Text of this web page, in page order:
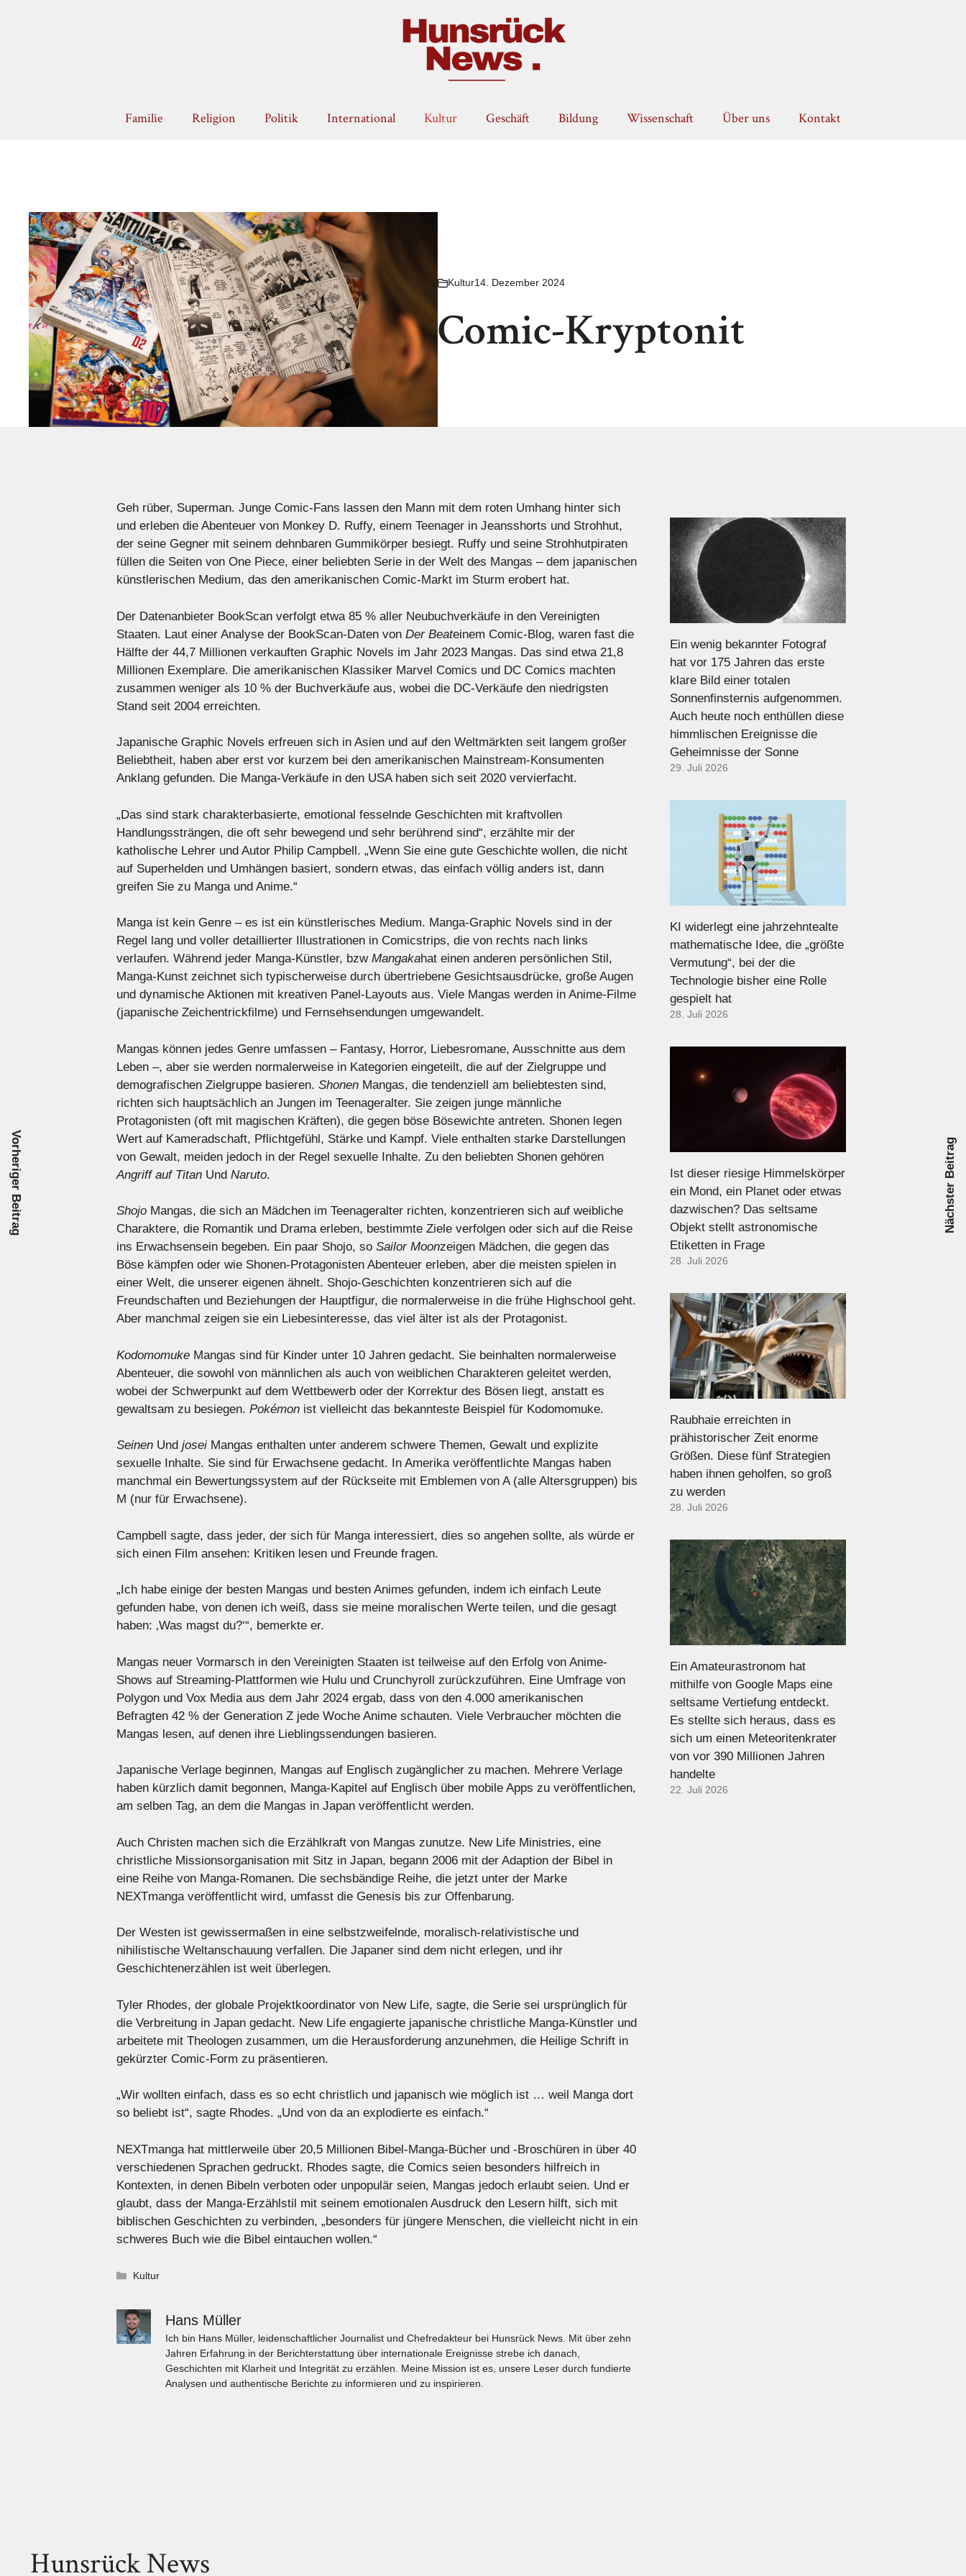
Familie Religion Politik International Kultur Geschäft Bildung Wissenschaft Über uns Kontakt
Kultur14. Dezember 2024
Comic-Kryptonit
Geh rüber, Superman. Junge Comic-Fans lassen den Mann mit dem roten Umhang hinter sich
und erleben die Abenteuer von Monkey D. Ruffy, einem Teenager in Jeansshorts und Strohhut,
der seine Gegner mit seinem dehnbaren Gummikörper besiegt. Ruffy und seine Strohhutpiraten
füllen die Seiten von One Piece, einer beliebten Serie in der Welt des Mangas – dem japanischen
künstlerischen Medium, das den amerikanischen Comic-Markt im Sturm erobert hat.
Der Datenanbieter BookScan verfolgt etwa 85 % aller Neubuchverkäufe in den Vereinigten
Staaten. Laut einer Analyse der BookScan-Daten von Der Beateinem Comic-Blog, waren fast die
Hälfte der 44,7 Millionen verkauften Graphic Novels im Jahr 2023 Mangas. Das sind etwa 21,8
Millionen Exemplare. Die amerikanischen Klassiker Marvel Comics und DC Comics machten
zusammen weniger als 10 % der Buchverkäufe aus, wobei die DC-Verkäufe den niedrigsten
Stand seit 2004 erreichten.
Japanische Graphic Novels erfreuen sich in Asien und auf den Weltmärkten seit langem großer
Beliebtheit, haben aber erst vor kurzem bei den amerikanischen Mainstream-Konsumenten
Anklang gefunden. Die Manga-Verkäufe in den USA haben sich seit 2020 vervierfacht.
„Das sind stark charakterbasierte, emotional fesselnde Geschichten mit kraftvollen
Handlungssträngen, die oft sehr bewegend und sehr berührend sind“, erzählte mir der
katholische Lehrer und Autor Philip Campbell. „Wenn Sie eine gute Geschichte wollen, die nicht
auf Superhelden und Umhängen basiert, sondern etwas, das einfach völlig anders ist, dann
greifen Sie zu Manga und Anime.“
Manga ist kein Genre – es ist ein künstlerisches Medium. Manga-Graphic Novels sind in der
Regel lang und voller detaillierter Illustrationen in Comicstrips, die von rechts nach links
verlaufen. Während jeder Manga-Künstler, bzw Mangakahat einen anderen persönlichen Stil,
Manga-Kunst zeichnet sich typischerweise durch übertriebene Gesichtsausdrücke, große Augen
und dynamische Aktionen mit kreativen Panel-Layouts aus. Viele Mangas werden in Anime-Filme
(japanische Zeichentrickfilme) und Fernsehsendungen umgewandelt.
Mangas können jedes Genre umfassen – Fantasy, Horror, Liebesromane, Ausschnitte aus dem
Leben –, aber sie werden normalerweise in Kategorien eingeteilt, die auf der Zielgruppe und
demografischen Zielgruppe basieren. Shonen Mangas, die tendenziell am beliebtesten sind,
richten sich hauptsächlich an Jungen im Teenageralter. Sie zeigen junge männliche
Protagonisten (oft mit magischen Kräften), die gegen böse Bösewichte antreten. Shonen legen
Wert auf Kameradschaft, Pflichtgefühl, Stärke und Kampf. Viele enthalten starke Darstellungen
von Gewalt, meiden jedoch in der Regel sexuelle Inhalte. Zu den beliebten Shonen gehören
Angriff auf Titan Und Naruto.
Shojo Mangas, die sich an Mädchen im Teenageralter richten, konzentrieren sich auf weibliche
Charaktere, die Romantik und Drama erleben, bestimmte Ziele verfolgen oder sich auf die Reise
ins Erwachsensein begeben. Ein paar Shojo, so Sailor Moonzeigen Mädchen, die gegen das
Böse kämpfen oder wie Shonen-Protagonisten Abenteuer erleben, aber die meisten spielen in
einer Welt, die unserer eigenen ähnelt. Shojo-Geschichten konzentrieren sich auf die
Freundschaften und Beziehungen der Hauptfigur, die normalerweise in die frühe Highschool geht.
Aber manchmal zeigen sie ein Liebesinteresse, das viel älter ist als der Protagonist.
Kodomomuke Mangas sind für Kinder unter 10 Jahren gedacht. Sie beinhalten normalerweise
Abenteuer, die sowohl von männlichen als auch von weiblichen Charakteren geleitet werden,
wobei der Schwerpunkt auf dem Wettbewerb oder der Korrektur des Bösen liegt, anstatt es
gewaltsam zu besiegen. Pokémon ist vielleicht das bekannteste Beispiel für Kodomomuke.
Seinen Und josei Mangas enthalten unter anderem schwere Themen, Gewalt und explizite
sexuelle Inhalte. Sie sind für Erwachsene gedacht. In Amerika veröffentlichte Mangas haben
manchmal ein Bewertungssystem auf der Rückseite mit Emblemen von A (alle Altersgruppen) bis
M (nur für Erwachsene).
Campbell sagte, dass jeder, der sich für Manga interessiert, dies so angehen sollte, als würde er
sich einen Film ansehen: Kritiken lesen und Freunde fragen.
„Ich habe einige der besten Mangas und besten Animes gefunden, indem ich einfach Leute
gefunden habe, von denen ich weiß, dass sie meine moralischen Werte teilen, und die gesagt
haben: ‚Was magst du?‘“, bemerkte er.
Mangas neuer Vormarsch in den Vereinigten Staaten ist teilweise auf den Erfolg von Anime-
Shows auf Streaming-Plattformen wie Hulu und Crunchyroll zurückzuführen. Eine Umfrage von
Polygon und Vox Media aus dem Jahr 2024 ergab, dass von den 4.000 amerikanischen
Befragten 42 % der Generation Z jede Woche Anime schauten. Viele Verbraucher möchten die
Mangas lesen, auf denen ihre Lieblingssendungen basieren.
Japanische Verlage beginnen, Mangas auf Englisch zugänglicher zu machen. Mehrere Verlage
haben kürzlich damit begonnen, Manga-Kapitel auf Englisch über mobile Apps zu veröffentlichen,
am selben Tag, an dem die Mangas in Japan veröffentlicht werden.
Auch Christen machen sich die Erzählkraft von Mangas zunutze. New Life Ministries, eine
christliche Missionsorganisation mit Sitz in Japan, begann 2006 mit der Adaption der Bibel in
eine Reihe von Manga-Romanen. Die sechsbändige Reihe, die jetzt unter der Marke
NEXTmanga veröffentlicht wird, umfasst die Genesis bis zur Offenbarung.
Der Westen ist gewissermaßen in eine selbstzweifelnde, moralisch-relativistische und
nihilistische Weltanschauung verfallen. Die Japaner sind dem nicht erlegen, und ihr
Geschichtenerzählen ist weit überlegen.
Tyler Rhodes, der globale Projektkoordinator von New Life, sagte, die Serie sei ursprünglich für
die Verbreitung in Japan gedacht. New Life engagierte japanische christliche Manga-Künstler und
arbeitete mit Theologen zusammen, um die Herausforderung anzunehmen, die Heilige Schrift in
gekürzter Comic-Form zu präsentieren.
„Wir wollten einfach, dass es so echt christlich und japanisch wie möglich ist … weil Manga dort
so beliebt ist“, sagte Rhodes. „Und von da an explodierte es einfach.“
NEXTmanga hat mittlerweile über 20,5 Millionen Bibel-Manga-Bücher und -Broschüren in über 40
verschiedenen Sprachen gedruckt. Rhodes sagte, die Comics seien besonders hilfreich in
Kontexten, in denen Bibeln verboten oder unpopulär seien, Mangas jedoch erlaubt seien. Und er
glaubt, dass der Manga-Erzählstil mit seinem emotionalen Ausdruck den Lesern hilft, sich mit
biblischen Geschichten zu verbinden, „besonders für jüngere Menschen, die vielleicht nicht in ein
schweres Buch wie die Bibel eintauchen wollen.“
Kategorien
Kultur
Hans Müller
Ich bin Hans Müller, leidenschaftlicher Journalist und Chefredakteur bei Hunsrück News. Mit über zehn
Jahren Erfahrung in der Berichterstattung über internationale Ereignisse strebe ich danach,
Geschichten mit Klarheit und Integrität zu erzählen. Meine Mission ist es, unsere Leser durch fundierte
Analysen und authentische Berichte zu informieren und zu inspirieren.
Vorheriger Beitrag Nächster Beitrag
Ein wenig bekannter Fotograf
hat vor 175 Jahren das erste
klare Bild einer totalen
Sonnenfinsternis aufgenommen.
Auch heute noch enthüllen diese
himmlischen Ereignisse die
Geheimnisse der Sonne
29. Juli 2026
KI widerlegt eine jahrzehntealte
mathematische Idee, die „größte
Vermutung“, bei der die
Technologie bisher eine Rolle
gespielt hat
28. Juli 2026
Ist dieser riesige Himmelskörper
ein Mond, ein Planet oder etwas
dazwischen? Das seltsame
Objekt stellt astronomische
Etiketten in Frage
28. Juli 2026
Raubhaie erreichten in
prähistorischer Zeit enorme
Größen. Diese fünf Strategien
haben ihnen geholfen, so groß
zu werden
28. Juli 2026
Ein Amateurastronom hat
mithilfe von Google Maps eine
seltsame Vertiefung entdeckt.
Es stellte sich heraus, dass es
sich um einen Meteoritenkrater
von vor 390 Millionen Jahren
handelte
22. Juli 2026
Hunsrück News